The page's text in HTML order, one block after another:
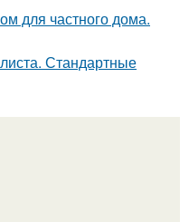
для частного дома.
Стандартные